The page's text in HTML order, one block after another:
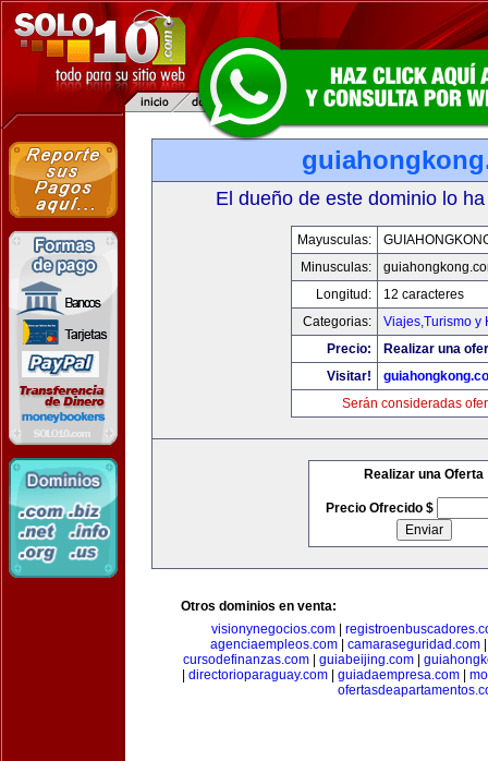
El dueño de este dominio lo
Mayusculas:
Minusculas:
Longitud:
12 caracteres
Categorias:
Viajes,Turismo y
Precio:
Realizar una
Visitar!
Serán consideradas
Realizar una Oferta
Precio Ofrecido $
Otros dominios en venta:
visionynegocios.com|
agenciaempleos.com| camaraseguridad.com
cursodefinanzas.com| guiabeijing.com|
directorioparaguay.com| guiadaempresa.com|